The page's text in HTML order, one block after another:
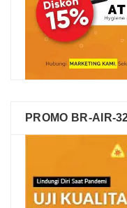
PROMO BR-AIR-